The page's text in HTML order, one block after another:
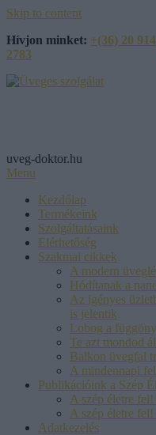
Skip to content
Hívjon minket: +(36) 20 914
2783
uveg-doktor.hu
Menu
Kezdőlap
Termékeink
Szolgáltatásaink
Elérhetőség
Szakmai cikkek
A modern
Hódítanak a
Az igényes
is jelentik
Lobog a
Te azt mondod
Balkon üvegfal
A mindennapi
Publikációink a Szép
A szép életre
A szép életre
Adatkezelés